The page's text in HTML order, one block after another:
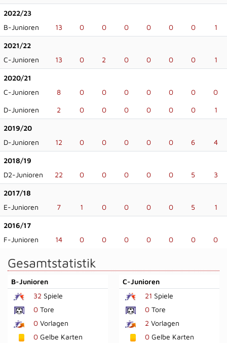
2022/23
B-Junioren
13 0 0 0 0 0 0 1
2021/22
C-Junioren
13 0 2 0 0 0 0 1
2020/21
C-Junioren
8 0 0 0 0 0 0 0
D-Junioren 2 0 0 0 0 0 0 1
2019/20
D-Junioren
12 0 0 0 0 0 6 4
2018/19
D2-Junioren
22 0 0 0 0 0 5 3
2017/18
E-Junioren
7 1 0 0 0 0 5 1
2016/17
F-Junioren
14 0 0 0 0 0 0 0
Gesamtstatistik
B-Junioren
32 Spiele
0 Tore
0 Vorlagen
0 Gelbe Karten
C-Junioren
21 Spiele
0Tore
2 Vorlagen
0Gelbe Karten